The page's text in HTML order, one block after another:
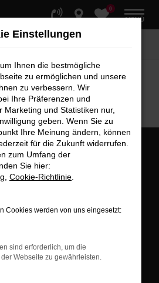
0
MENÜ
0
40
Einstellungen
Ihnen die bestmögliche
zu ermöglichen und unsere
zu verbessern. Wir
Ihre Präferenzen und
Marketing und Statistiken nur,
geben. Wenn Sie zu
Ihre Meinung ändern, können
für die Zukunft widerrufen.
zum Umfang der
Sie hier:
Cookie-Richtlinie
Cookies werden von uns eingesetzt:
sind erforderlich, um die
Webseite zu gewährleisten.